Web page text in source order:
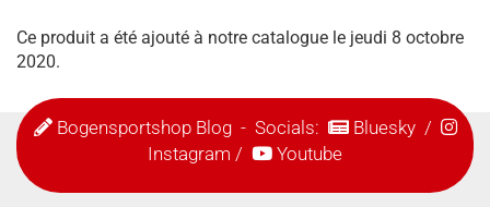
Ce produit a été ajouté à notre catalogue le jeudi 8 octobre
2020.
Bogensportshop Blog- Socials: Bluesky/
Instagram / Youtube